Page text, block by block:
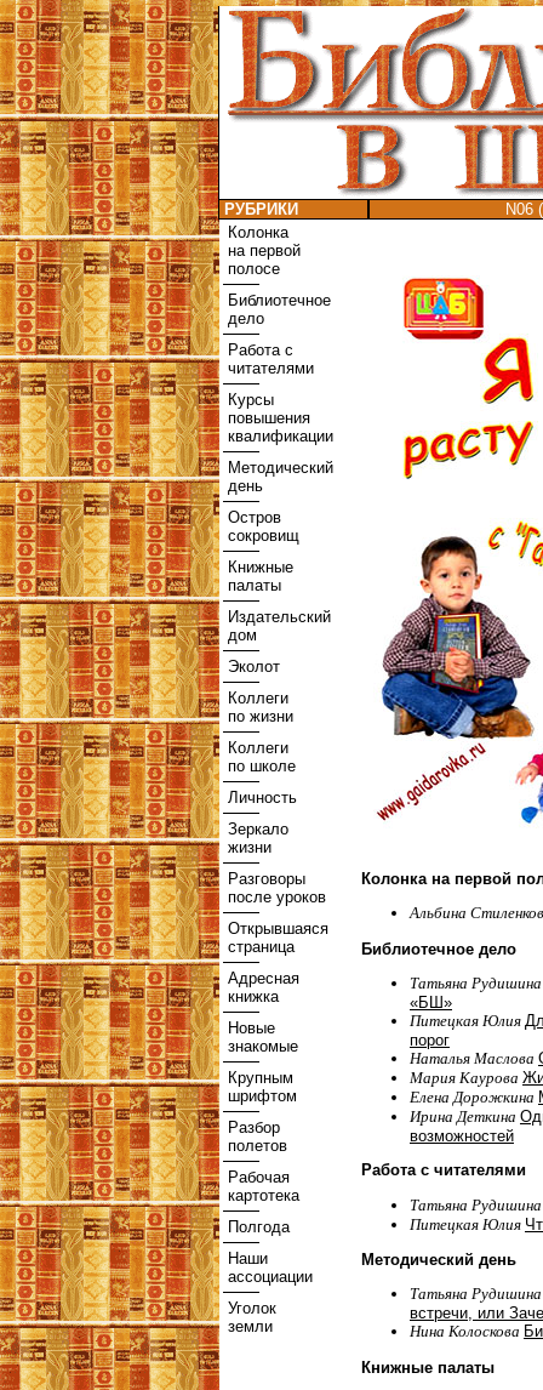
РУБРИКИ
N06
Колонка
на первой
полосе
Библиотечное
дело
Работа с
читателями
Курсы
повышения
квалификации
Методический
день
Остров
сокровищ
Книжные
палаты
Издательский
дом
Эколот
Коллеги
по жизни
Коллеги
по школе
Личность
Зеркало
жизни
Разговоры
после уроков
Открывшаяся
страница
Адресная
книжка
Новые
знакомые
Крупным
шрифтом
Разбор
полетов
Рабочая
картотека
Полгода
Наши
ассоциации
Уголок
земли
Колонка на первой
Альбина
Библиотечное дело
Татьяна
«БШ»
Питецкая Юлия
порог
Наталья Маслова
Мария Каурова
Елена Дорожкина
Ирина Деткина
возможностей
Работа с читателями
Татьяна
Питецкая Юлия
Методический день
Татьяна
встречи, или
Нина Колоскова
Книжные палаты